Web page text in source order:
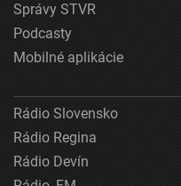
Správy STVR
Podcasty
Mobilné aplikácie
Rádio Slovensko
Rádio Regina
Rádio Devín